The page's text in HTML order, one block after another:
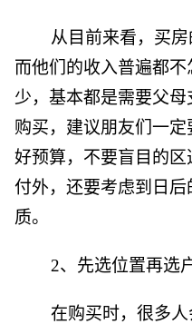
从目前来看，买房
而他们的收入普遍都
少，基本都是需要父
购买，建议朋友们一
好预算，不要盲目的
付外，还要考虑到日
质。
2、先选位置再选
在购买时，很多